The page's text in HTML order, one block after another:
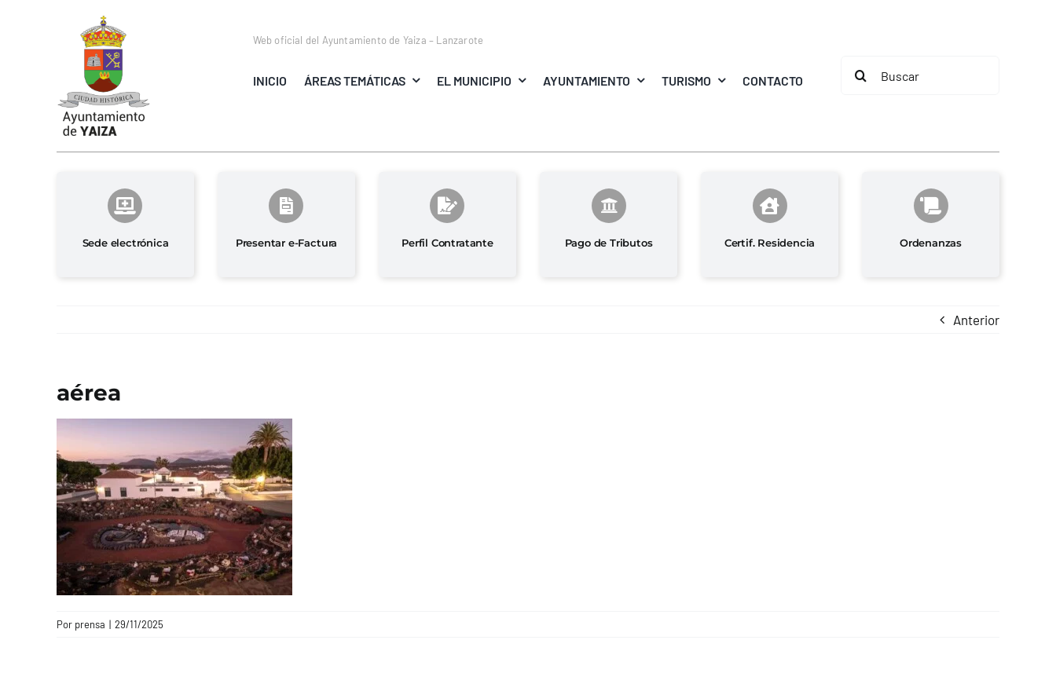
Web oficial del Ayuntamiento de Yaiza – Lanzarote
INICIO ÁREAS TEMÁTICAS EL MUNICIPIO AYUNTAMIENTO TURISMO CONTACTO
Buscar:
Sede electrónica Presentar e-Factura Perfil Contratante Pago de Tributos Certif. Residencia Ordenanzas
Anterior
aérea
Por prensa | 29/11/2025